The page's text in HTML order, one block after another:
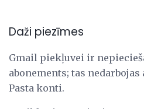
Daži piezīmes
Gmail piekļuvei ir
abonements; tas
Pasta konti.